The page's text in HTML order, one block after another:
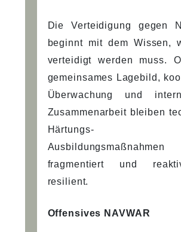
Die Verteidigung gegen
beginnt mit dem Wissen,
verteidigt werden muss.
gemeinsames Lagebild,
Überwachung und
Zusammenarbeit bleiben
Härtungs-
Ausbildungsmaßnahmen
fragmentiert und
resilient.
Offensives NAVWAR